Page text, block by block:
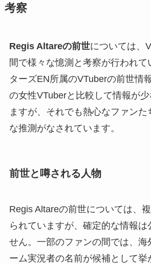
考察
Regis Altareの前世については、
間で様々な憶測と考察が行われて
ターズEN所属のVTuberの前世情
の女性VTuberと比較して情報が
ますが、それでも熱心なファンた
な推測がなされています。
前世と噂される人物
Regis Altareの前世については、
られていますが、確定的な情報は
せん。一部のファンの間では、海
ーム実況者の名前が候補として挙